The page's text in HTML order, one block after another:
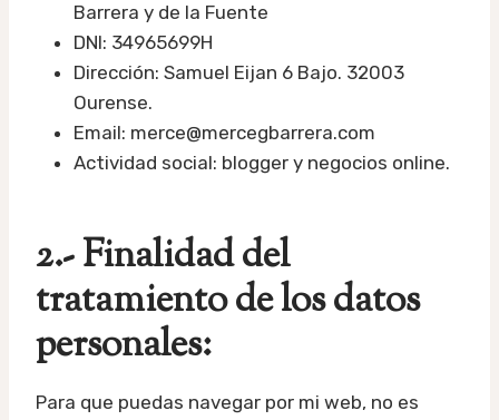
Barrera y de la Fuente
DNI: 34965699H
Dirección: Samuel Eijan 6 Bajo. 32003
Ourense.
Email: merce@mercegbarrera.com
Actividad social: blogger y negocios online.
2.- Finalidad del
tratamiento de los datos
personales:
Para que puedas navegar por mi web, no es